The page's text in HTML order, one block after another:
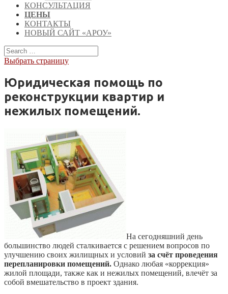
КОНСУЛЬТАЦИЯ
ЦЕНЫ
КОНТАКТЫ
НОВЫЙ САЙТ «АРОУ»
Выбрать страницу
Юридическая помощь по
реконструкции квартир и
нежилых помещений.
На сегодняшний день
большинство людей сталкивается с решением вопросов по
улучшению своих жилищных и условий за счёт проведения
перепланировки помещений. Однако любая «коррекция»
жилой площади, также как и нежилых помещений, влечёт за
собой вмешательство в проект здания.